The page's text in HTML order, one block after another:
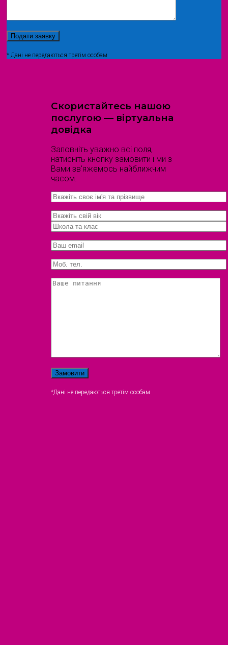
* Дані не передаються третім особам
Скористайтесь нашою
послугою — віртуальна
довідка
Заповніть уважно всі поля,
натисніть кнопку замовити і ми з
Вами зв'яжемось найближчим
часом.
*Дані не передаються третім особам